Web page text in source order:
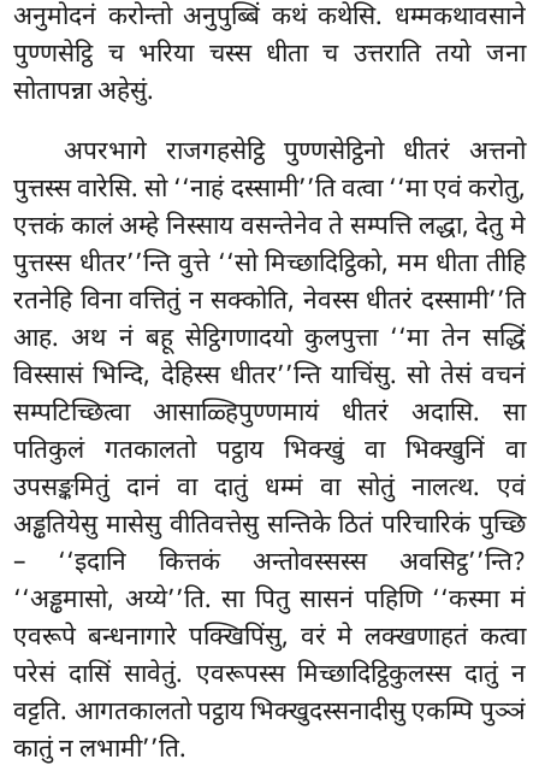
अनुमोदनं करोन्तो अनुपुब्बिं कथं कथेसि. धम्मकथावसाने
पुण्णसेट्ठि च भरिया चस्स धीता च उत्तराति तयो जना
सोतापन्ना अहेसुं.
अपरभागे राजगहसेट्ठि पुण्णसेट्ठिनो धीतरं अत्तनो
पुत्तस्स वारेसि. सो ‘‘नाहं दस्सामी’’ति वत्वा ‘‘मा एवं करोतु,
एत्तकं कालं अम्हे निस्साय वसन्तेनेवते सम्पत्ति लद्धा, देतु मे
पुत्तस्स धीतर’’न्ति वुत्ते ‘‘सो मिच्छादिट्ठिको, मम धीता तीहि
रतनेहि विना वत्तितुं न सक्कोति, नेवस्स धीतरं दस्सामी’’ति
आह. अथ नं बहू सेट्ठिगणादयो कुलपुत्ता ‘‘मा तेन सद्धिं
विस्सासं भिन्दि, देहिस्स धीतर’’न्ति याचिंसु. सो तेसं वचनं
सम्पटिच्छित्वा आसाळ्हिपुण्णमायं धीतरं अदासि. सा
पतिकुलं गतकालतो पट्ठाय भिक्खुं वा भिक्खुनिं वा
उपसङ्कमितुं दानं वा दातुं धम्मं वा सोतुं नालत्थ. एवं
अड्ढतियेसु मासेसु वीतिवत्तेसु सन्तिके ठितं परिचारिकं पुच्छि
– ‘‘इदानि कित्तकं अन्तोवस्सस्स अवसिट्ठ’’न्ति?
‘‘अड्ढमासो, अय्ये’’ति. सा पितु सासनं पहिणि ‘‘कस्मा मं
एवरूपे बन्धनागारे पक्खिपिंसु, वरं मे लक्खणाहतं कत्वा
परेसं दासिं सावेतुं. एवरूपस्स मिच्छादिट्ठिकुलस्स दातुं न
वट्टति. आगतकालतो पट्ठाय भिक्खुदस्सनादीसु एकम्पि पुञ्ञं
कातुं न लभामी’’ति.